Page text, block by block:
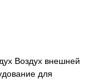
Воздух внешней
для